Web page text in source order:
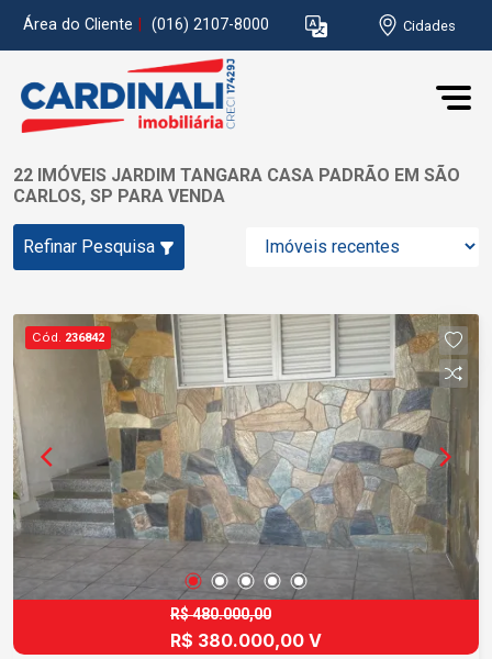
Área do Cliente (016) 2107-8000 Cidades
22 IMÓVEIS JARDIM TANGARA CASA PADRÃO EM SÃO
CARLOS, SP PARA VENDA
Refinar Pesquisa
Cód. 236842
R$ 480.000,00
R$ 380.000,00 V